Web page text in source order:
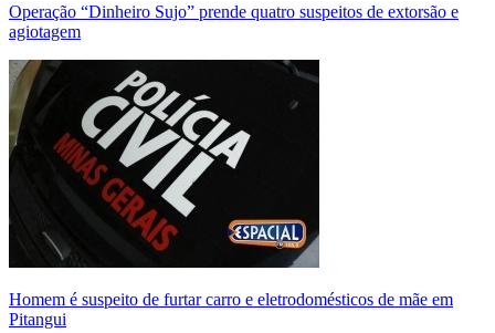
Operação “Dinheiro Sujo” prende quatro suspeitos de extorsão e
agiotagem
Homem é suspeito de furtar carro e eletrodomésticos de mãe em
Pitangui